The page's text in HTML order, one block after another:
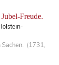
Freude.
Sachen. (1731,